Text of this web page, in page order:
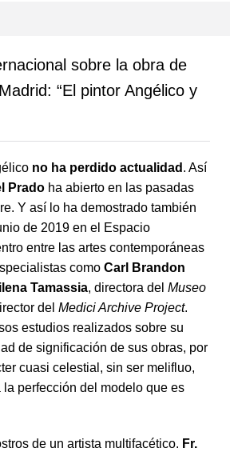
sobre la obra de
“El pintor Angélico y
no ha perdido actualidad . Así
Prado ha abierto en las pasadas
Y así lo ha demostrado también
de 2019 en el Espacio
entre las artes contemporáneas
comoCarl Brandon
Tamassia, directora delMuseo
delMedici Archive Project.
estudios realizados sobre su
de significación de sus obras, por
cuasi celestial, sin ser melifluo,
perfección del modelo que es
de un artista multifacético. Fr.